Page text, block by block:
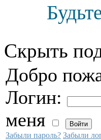
Скрыть
Добро
Логин:
меня
Забыли пароль? Забыли